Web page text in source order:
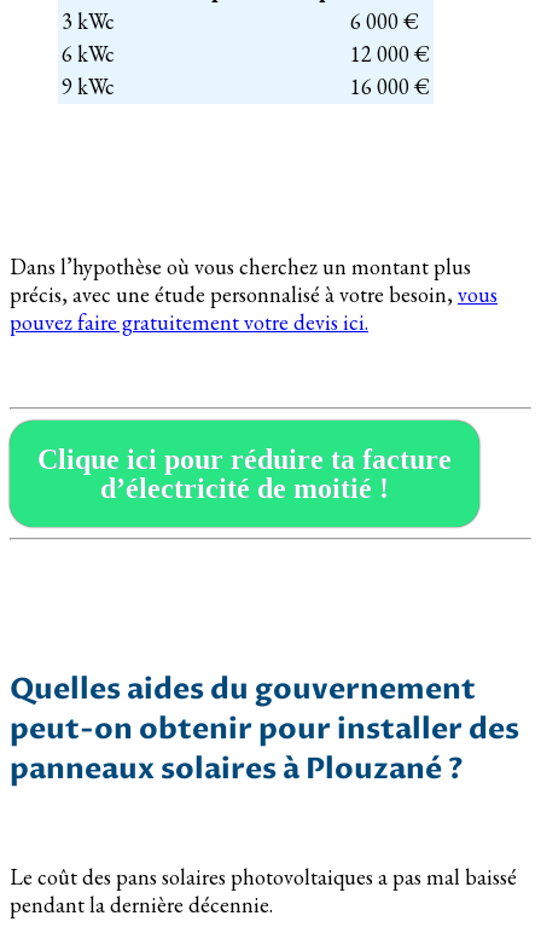
3 kWc
6 000 €
6 kWc
12 000 €
9 kWc
16 000 €
Dans l’hypothèse où vous cherchez un montant plus
précis, avec une étude personnalisé à votre besoin,vous
pouvez faire gratuitement votre devis ici.
Clique ici pour réduire ta facture
d’électricité de moitié !
Quelles aides du gouvernement
peut-on obtenir pour installer des
panneaux solaires à Plouzané ?
Le coût des pans solaires photovoltaiques a pas mal baissé
pendant la dernière décennie.